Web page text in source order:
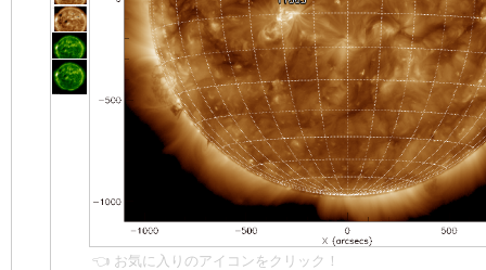
👈 お気に入りのアイコンをクリック！